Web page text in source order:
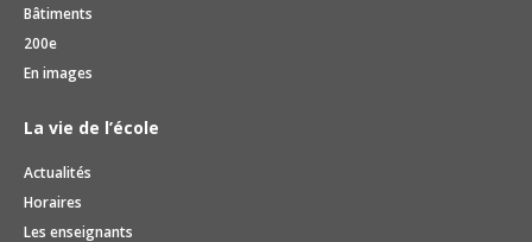
Bâtiments
200e
En images
La vie de l’école
Actualités
Horaires
Les enseignants